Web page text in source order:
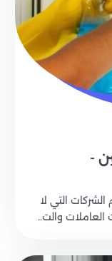
-
التي لا
والت..